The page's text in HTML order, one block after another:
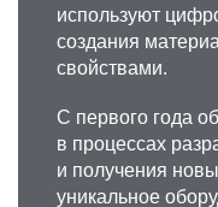
используют
создания
свойствами.
С первого года
в процессах
и получения
уникальное